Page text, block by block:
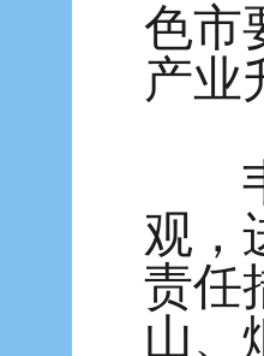
色市
产业
韦
观，
责任
山、